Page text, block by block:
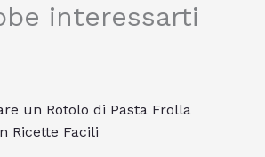
interessarti